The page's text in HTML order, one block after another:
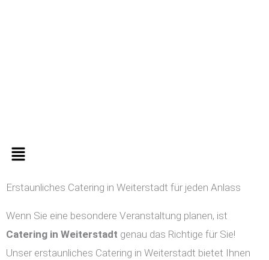
Menü
Erstaunliches Catering in Weiterstadt für jeden Anlass
Wenn Sie eine besondere Veranstaltung planen, ist
Catering in Weiterstadt genau das Richtige für Sie!
Unser erstaunliches Catering in Weiterstadt bietet Ihnen